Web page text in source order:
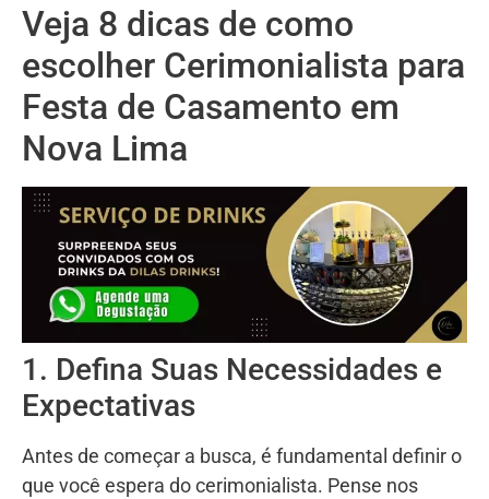
Veja 8 dicas de como
escolher Cerimonialista para
Festa de Casamento em
Nova Lima
1. Defina Suas Necessidades e
Expectativas
Antes de começar a busca, é fundamental definir o
que você espera do cerimonialista. Pense nos